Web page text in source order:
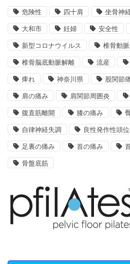
危険性 四十肩 坐骨神
大和市 妊婦 安全性
新型コロナウイルス 椎骨動
椎骨脳底動脈解離 流産
痺れ 神奈川県 股関節
肩の痛み 肩関節周囲炎
腹直筋離開 膝の痛み
自律神経失調 良性発作性頭
足裏の痛み 首の痛み
骨盤底筋